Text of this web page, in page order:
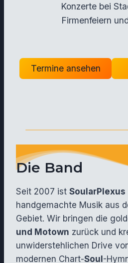
Konzerte bei
Firmenfeiern
Termine ansehen
Die Band
Seit 2007 ist SoularPlexus
handgemachte Musik aus
Gebiet. Wir bringen die
und Motown zurück und
unwiderstehlichen Drive
modernen Chart-Soul-